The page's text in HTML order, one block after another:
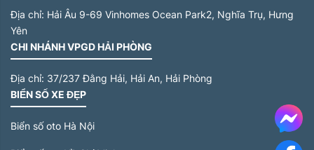
Địa chỉ: Hải Âu 9-69 Vinhomes Ocean Park2, Nghĩa Trụ, Hưng
Yên
CHI NHÁNH VPGD HẢI PHÒNG
Địa chỉ: 37/237 Đằng Hải, Hải An, Hải Phòng
BIỂN SỐ XE ĐẸP
Biển số oto Hà Nội